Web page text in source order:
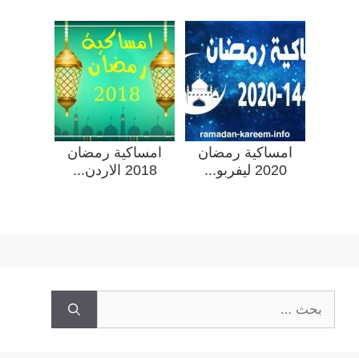
امساكية رمضان
2020 ليفربو...
امساكية رمضان
2018 الاردن...
عن: